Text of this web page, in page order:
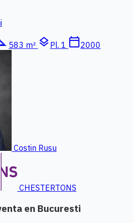
583 m² layers Pl. 1 calendar_today2000
Costin Rusu
CHESTERTONS
en Bucuresti